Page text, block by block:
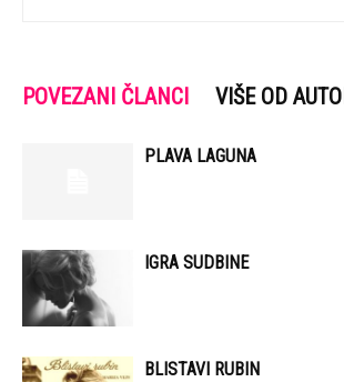
POVEZANI ČLANCI VIŠE OD
PLAVA LAGUNA
IGRA SUDBINE
BLISTAVI RUBIN